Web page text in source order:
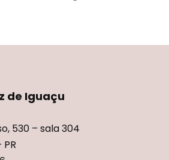
de Iguaçu
530 – sala 304